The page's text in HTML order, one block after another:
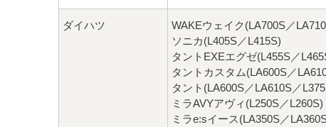
ダイハツ
WAKEウェイク(LA700S／
ソニカ(L405S／L415S)
タントEXEエグゼ(L455S／
タントカスタム(LA600S／
タント(LA600S／LA610S／
ミラAVYアヴィ(L250S／L260S)
ミラe:sイース(LA350S／